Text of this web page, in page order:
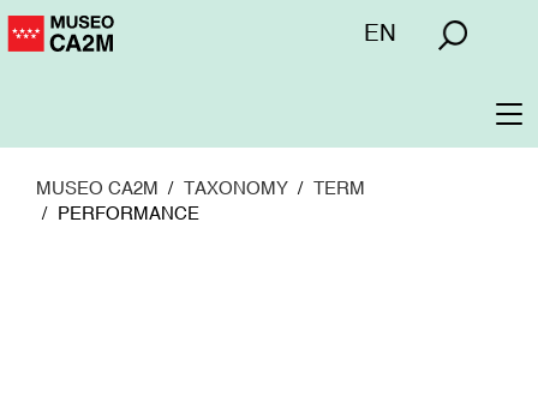
Pasar
Menú
EN
MUSEO CA2M TAXONOMY
TERM
PERFORMANCE